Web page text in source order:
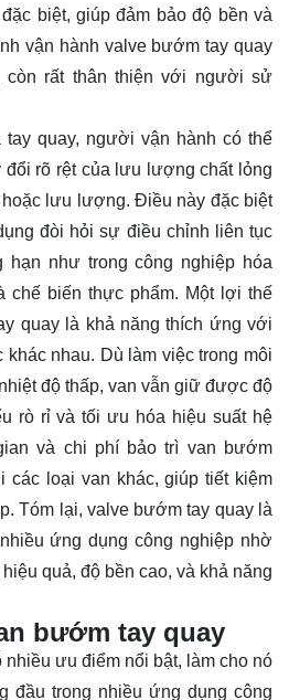
biệt, giúp đảm bảo độ bền và
vận hành valve bướm tay quay
còn rất thân thiện với người sử
quay, người vận hành có thể
rõ rệt của lưu lượng chất lỏng
lưu lượng. Điều này đặc biệt
đòi hỏi sự điều chỉnh liên tục
hạn như trong công nghiệp hóa
chế biến thực phẩm. Một lợi thế
quay là khả năng thích ứng với
nhau. Dù làm việc trong môi
độ thấp, van vẫn giữ được độ
rò rỉ và tối ưu hóa hiệu suất hệ
và chi phí bảo trì van bướm
loại van khác, giúp tiết kiệm
Tóm lại, valve bướm tay quay là
ứng dụng công nghiệp nhờ
quả, độ bền cao, và khả năng
bướm tay quay
ưu điểm nổi bật, làm cho nó
đầu trong nhiều ứng dụng công